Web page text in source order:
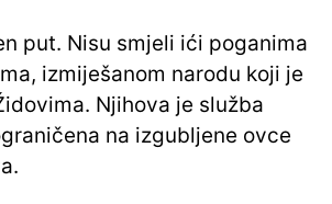
put. Nisu smjeli ići poganima
izmiješanom narodu koji je
Njihova je služba
na izgubljene ovce